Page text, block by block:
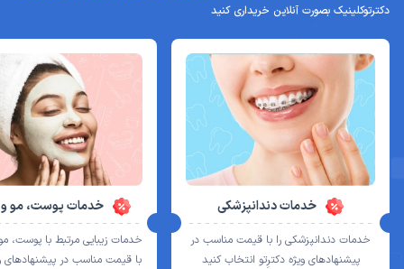
دکترتوکلینیک بصورت آنلاین خریداری کنید
خدمات دندانپزشکی
خدمات دندانپزشکی را با قیمت مناسب در
پیشنهادهای ویژه دکترِتو انتخاب کنید
خدمات پوست، مو و
خدمات زیبایی مرتبط با پوست، مو
با قیمت مناسب در پیشنهادهای